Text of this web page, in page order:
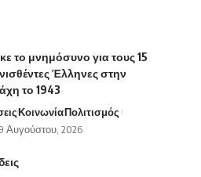
το μνημόσυνο για τους 15
Έλληνες στην
το 1943
ΚοινωνίαΠολιτισμός
Αυγούστου, 2026